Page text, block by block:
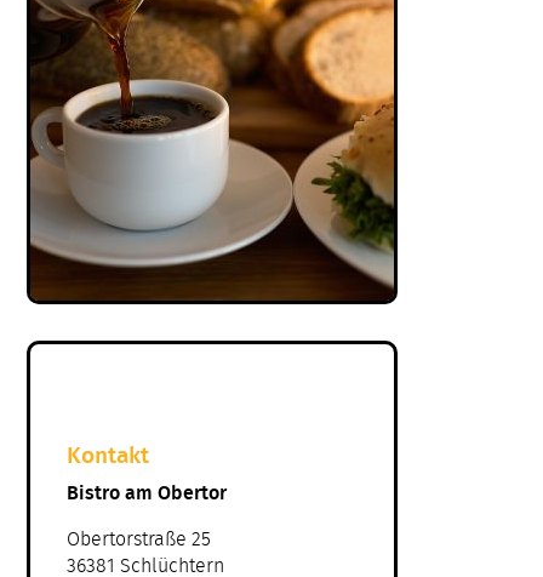
Kontakt
Bistro am Obertor
Obertorstraße 25
36381 Schlüchtern